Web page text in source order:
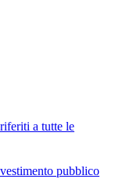
a tutte le
pubblico